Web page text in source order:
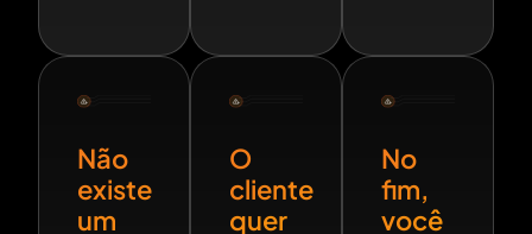
Não
existe
um
O
cliente
quer
No
fim,
você